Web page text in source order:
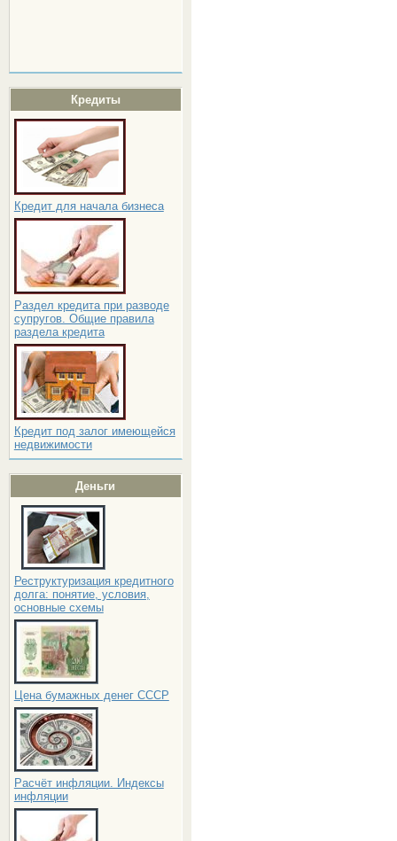
Кредиты
Кредит для начала бизнеса
Раздел кредита при разводе
супругов. Общие правила
раздела кредита
Кредит под залог имеющейся
недвижимости
Деньги
Реструктуризация кредитного
долга: понятие, условия,
основные схемы
Цена бумажных денег СССР
Расчёт инфляции. Индексы
инфляции